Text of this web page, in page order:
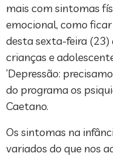
mais com sintomas
emocional, como
desta sexta-feira (23)
crianças e
‘Depressão:
do programa os
Caetano.
Os sintomas na
variados do que nos